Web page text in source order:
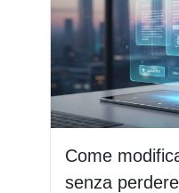
Come
senza